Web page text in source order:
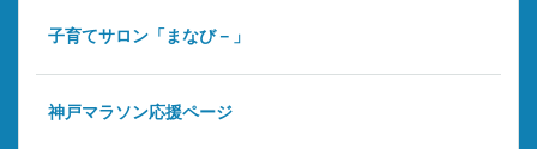
子育てサロン「まなび－」
神戸マラソン応援ページ